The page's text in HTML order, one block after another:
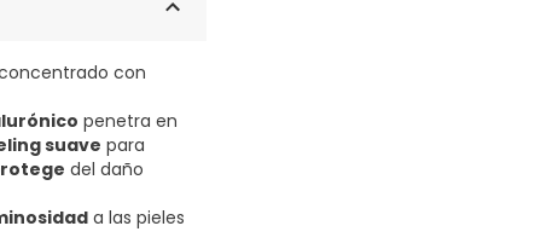
con
penetra en
suave para
del daño
a las pieles